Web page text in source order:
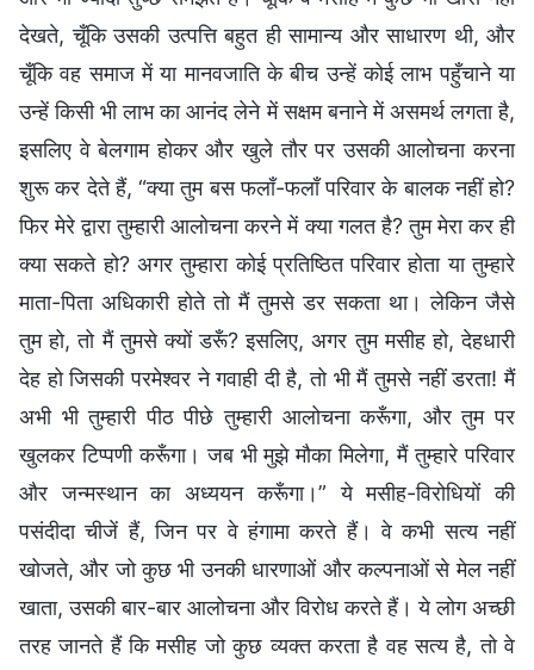
देखते, चूँकि उसकी उत्पत्ति बहुत ही सामान्य और साधारण थी, और
चूँकि वह समाज में या मानवजाति के बीच उन्हें कोई लाभ पहुँचाने या
उन्हें किसी भी लाभ का आनंद लेने में सक्षम बनाने में असमर्थ लगता है,
इसलिए वे बेलगाम होकर और खुले तौर पर उसकी आलोचना करना
शुरू कर देते हैं, “क्या तुम बस फलाँ-फलाँ परिवार के बालक नहीं हो?
फिर मेरे द्वारा तुम्हारी आलोचना करने में क्या गलत है? तुम मेरा कर ही
क्या सकते हो? अगर तुम्हारा कोई प्रतिष्ठित परिवार होता या तुम्हारे
माता-पिता अधिकारी होते तो मैं तुमसे डर सकता था। लेकिन जैसे
तुम हो, तो मैं तुमसे क्यों डरूँ? इसलिए, अगर तुम मसीह हो, देहधारी
देह हो जिसकी परमेश्वर ने गवाही दी है, तो भी मैं तुमसे नहीं डरता! मैं
अभी भी तुम्हारी पीठ पीछे तुम्हारी आलोचना करूँगा, और तुम पर
खुलकर टिप्पणी करूँगा। जब भी मुझे मौका मिलेगा, मैं तुम्हारे परिवार
और जन्मस्थान का अध्ययन करूँगा।” ये मसीह-विरोधियों की
पसंदीदा चीजें हैं, जिन पर वे हंगामा करते हैं। वे कभी सत्य नहीं
खोजते, और जो कुछ भी उनकी धारणाओं और कल्पनाओं से मेल नहीं
खाता, उसकी बार-बार आलोचना और विरोध करते हैं। ये लोग अच्छी
तरह जानते हैं कि मसीह जो कुछ व्यक्त करता है वह सत्य है, तो वे